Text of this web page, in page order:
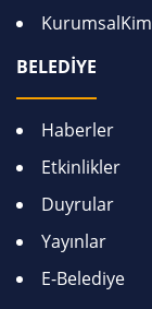
BELEDİYE
Haberler
Etkinlikler
Duyrular
Yayınlar
E-Belediye